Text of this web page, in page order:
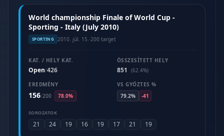
World championship Finale of World Cup -
Sporting - Italy (July 2010)
SPORTING 2010. júl. 15. ·200 target
KAT. / HELY KAT.
Open/426
ÖSSZESÍTETT HELY
851
(62.4%)
EREDMÉNY
156/200 78.0%
VS GYŐZTES %
79.2%
-41
SOROZATOK
21 24 19 16 19 17 21 19